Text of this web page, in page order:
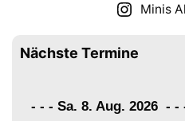
Minis
Nächste Termine
- - - Sa. 8. Aug. 2026 - -